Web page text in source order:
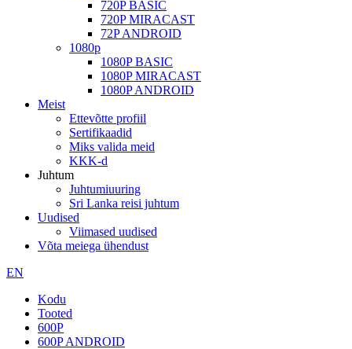
720P BASIC
720P MIRACAST
72P ANDROID
1080p
1080P BASIC
1080P MIRACAST
1080P ANDROID
Meist
Ettevõtte profiil
Sertifikaadid
Miks valida meid
KKK-d
Juhtum
Juhtumiuuring
Sri Lanka reisi juhtum
Uudised
Viimased uudised
Võta meiega ühendust
EN
Kodu
Tooted
600P
600P ANDROID